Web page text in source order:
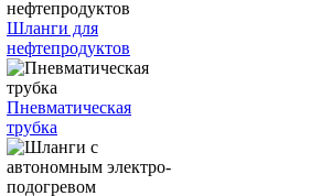
Шланги для
нефтепродуктов
Пневматическая
трубка